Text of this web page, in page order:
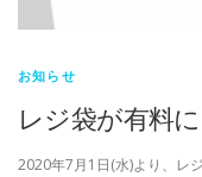
お知らせ
レジ袋が有料に
2020年7月1日(水)より、レ